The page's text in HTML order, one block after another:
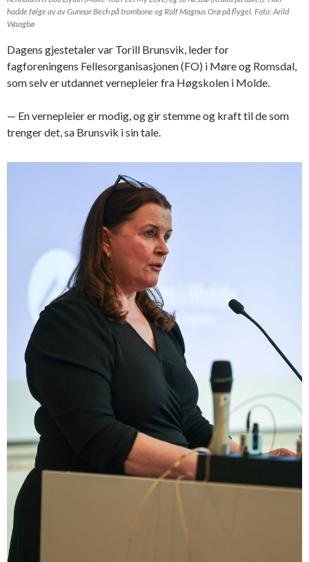
hadde følge av av Gunnar Bech på trombone og Rolf Magnus Orø på flygel. Foto: Arild
Waagbø
Dagens gjestetaler var Torill Brunsvik, leder for
fagforeningens Fellesorganisasjonen (FO) i Møre og Romsdal,
som selv er utdannet vernepleier fra Høgskolen i Molde.
— En vernepleier er modig, og gir stemme og kraft til de som
trenger det, sa Brunsvik i sin tale.